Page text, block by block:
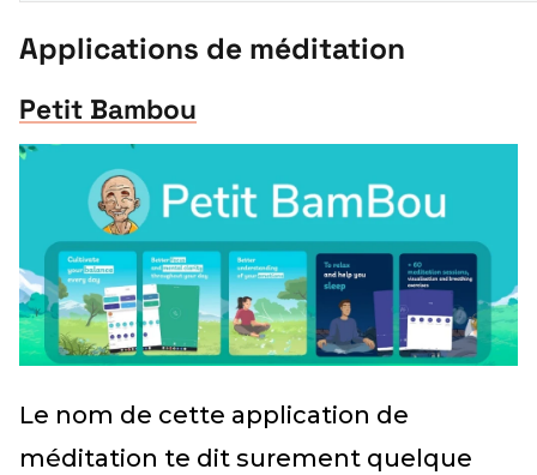
Applications de méditation
Petit Bambou
Le nom de cette application de
méditation te dit surement quelque